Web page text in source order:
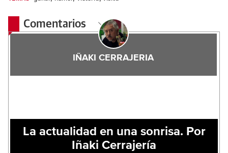
Comentarios
IÑAKI CERRAJERIA
La actualidad en una sonrisa. Por
Iñaki Cerrajería